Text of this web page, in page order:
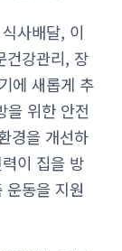
사배달, 이
건강관리, 장
에 새롭게 추
을 위한 안전
경을 개선하
이 집을 방
운동을 지원